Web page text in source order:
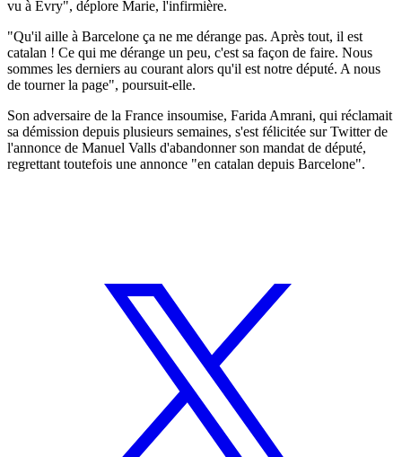
vu à Evry", déplore Marie, l'infirmière.
"Qu'il aille à Barcelone ça ne me dérange pas. Après tout, il est
catalan ! Ce qui me dérange un peu, c'est sa façon de faire. Nous
sommes les derniers au courant alors qu'il est notre député. A nous
de tourner la page", poursuit-elle.
Son adversaire de la France insoumise, Farida Amrani, qui réclamait
sa démission depuis plusieurs semaines, s'est félicitée sur Twitter de
l'annonce de Manuel Valls d'abandonner son mandat de député,
regrettant toutefois une annonce "en catalan depuis Barcelone".